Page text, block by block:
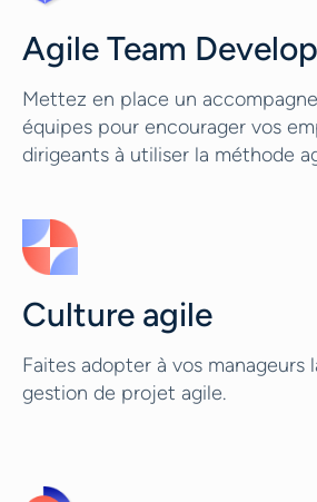
Agile Team
Mettez en place un
équipes pour encourager vos
dirigeants à utiliser la méthode
Culture agile
Faites adopter à vos manageurs
gestion de projet agile.